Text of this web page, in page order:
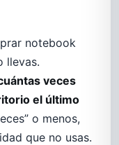
notebook
llevas.
veces
el último
o menos,
que no usas.